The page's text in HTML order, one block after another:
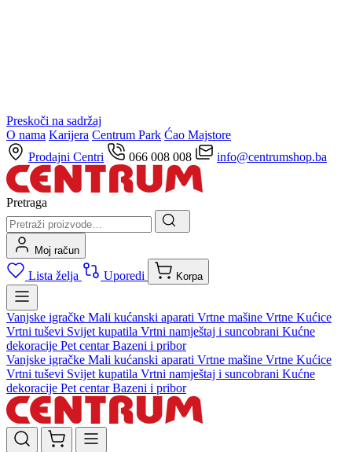
Preskoči na sadržaj
O nama Karijera Centrum Park Ćao Majstore
Prodajni Centri
066 008 008 info@centrumshop.ba
Pretraga
Moj račun
Lista želja Uporedi Korpa
Vanjske igračke Mali kućanski aparati Vrtne mašine Vrtne Kućice
Vrtni tuševi Svijet kupatila Vrtni namještaj i suncobrani Kućne
dekoracije Pet centarBazeni i pribor
Vanjske igračke Mali kućanski aparati Vrtne mašine Vrtne Kućice
Vrtni tuševi Svijet kupatila Vrtni namještaj i suncobrani Kućne
dekoracije Pet centarBazeni i pribor